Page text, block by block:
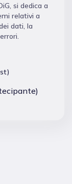
si dedica a
relativi a
dati, la